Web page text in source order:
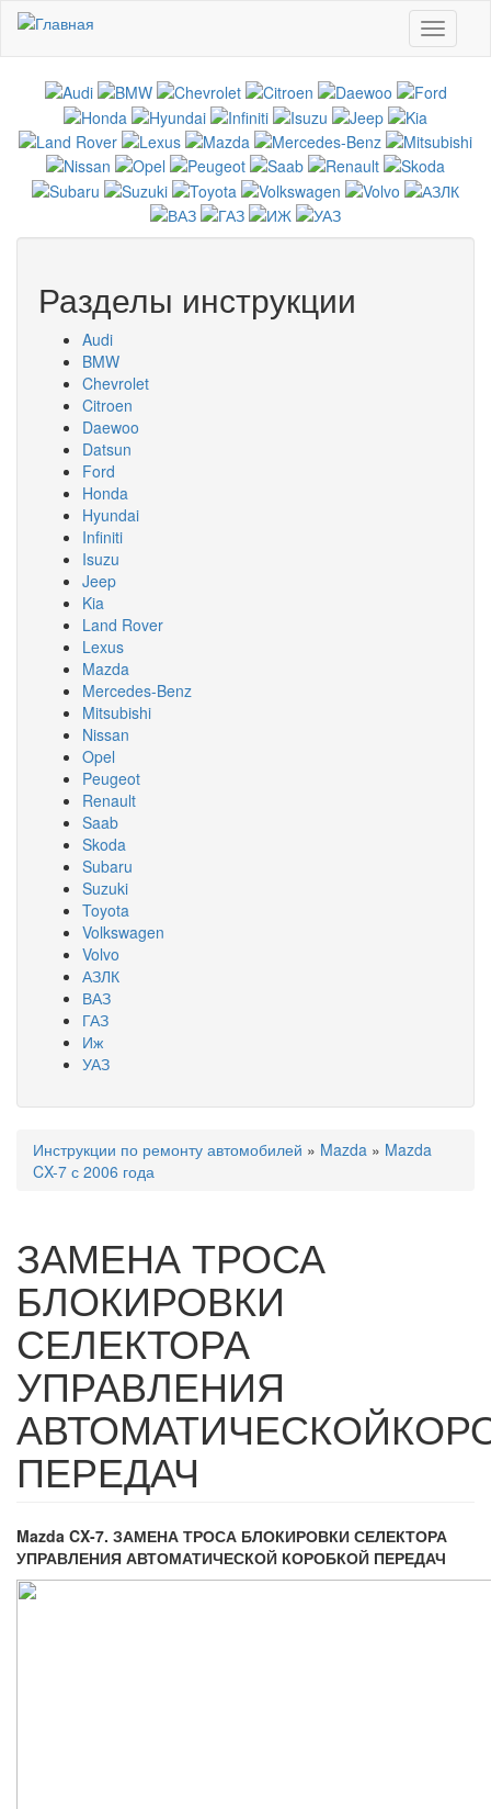
Перейти к основному содержанию
Toggle
Разделы инструкции
Audi
BMW
Chevrolet
Citroen
Daewoo
Datsun
Ford
Honda
Hyundai
Infiniti
Isuzu
Jeep
Kia
Land Rover
Lexus
Mazda
Mercedes-Benz
Mitsubishi
Nissan
Opel
Peugeot
Renault
Saab
Skoda
Subaru
Suzuki
Toyota
Volkswagen
Volvo
АЗЛК
ВАЗ
ГАЗ
Иж
УАЗ
Вы здесь
Инструкции по ремонту автомобилей » Mazda » Mazda
CX-7 с 2006 года
ЗАМЕНА ТРОСА
БЛОКИРОВКИ
СЕЛЕКТОРА
УПРАВЛЕНИЯ
ПЕРЕДАЧ
Mazda CX-7. ЗАМЕНА ТРОСА БЛОКИРОВКИ СЕЛЕКТОРА
УПРАВЛЕНИЯ АВТОМАТИЧЕСКОЙ КОРОБКОЙ ПЕРЕДАЧ